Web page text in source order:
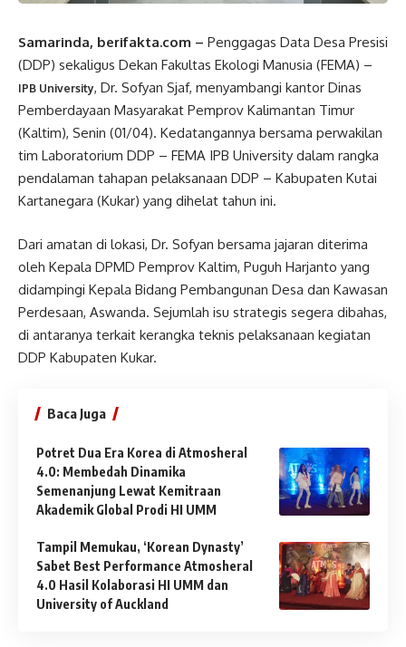
Samarinda, berifakta.com – Penggagas Data Desa Presisi
(DDP) sekaligus Dekan Fakultas Ekologi Manusia (FEMA) –
IPB University, Dr. Sofyan Sjaf, menyambangi kantor Dinas
Pemberdayaan Masyarakat Pemprov Kalimantan Timur
(Kaltim), Senin (01/04). Kedatangannya bersama perwakilan
tim Laboratorium DDP – FEMA IPB University dalam rangka
pendalaman tahapan pelaksanaan DDP – Kabupaten Kutai
Kartanegara (Kukar) yang dihelat tahun ini.
Dari amatan di lokasi, Dr. Sofyan bersama jajaran diterima
oleh Kepala DPMD Pemprov Kaltim, Puguh Harjanto yang
didampingi Kepala Bidang Pembangunan Desa dan Kawasan
Perdesaan, Aswanda. Sejumlah isu strategis segera dibahas,
di antaranya terkait kerangka teknis pelaksanaan kegiatan
DDP Kabupaten Kukar.
Baca Juga
Potret Dua Era Korea di Atmosheral
4.0: Membedah Dinamika
Semenanjung Lewat Kemitraan
Akademik Global Prodi HI UMM
Tampil Memukau, ‘Korean Dynasty’
Sabet Best Performance Atmosheral
4.0 Hasil Kolaborasi HI UMM dan
University of Auckland